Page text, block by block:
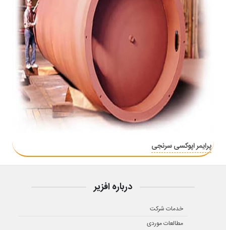
پرایمر اپوکسی سرنجی
درباره افزیر
خدمات شرکت
مطالعات موردی